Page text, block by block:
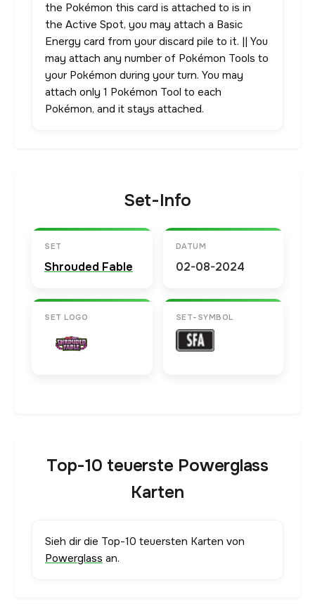
the Pokémon this card is attached to is in
the Active Spot, you may attach a Basic
Energy card from your discard pile to it. || You
may attach any number of Pokémon Tools to
your Pokémon during your turn. You may
attach only 1 Pokémon Tool to each
Pokémon, and it stays attached.
Set-Info
SET
Shrouded Fable
DATUM
02-08-2024
SET LOGO SET-SYMBOL
Top-10 teuerste Powerglass
Karten
Sieh dir die Top-10 teuersten Karten von
Powerglass an.